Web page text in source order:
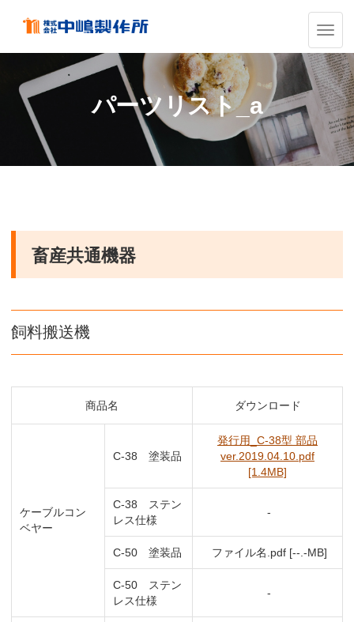
ナ
ビ
ゲ
ー
シ
ョ
ン
の
切
パーツリスト_a
畜産共通機器
飼料搬送機
商品名 ダウンロード
ケーブルコン
ベヤー
C-38 塗装品
発行用_C-38型 部品
ver.2019.04.10.pdf
[1.4MB]
C-38 ステン
レス仕様
-
C-50 塗装品 ファイル名.pdf [--.-MB]
C-50 ステン
レス仕様
-